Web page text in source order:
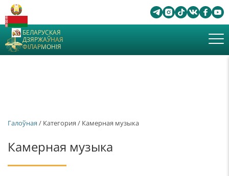
БЕЛАРУСКАЯ
ДЗЯРЖАЎНАЯ
ФІЛАРМОНІЯ
Галоўная / Категория / Камерная музыка
Камерная музыка